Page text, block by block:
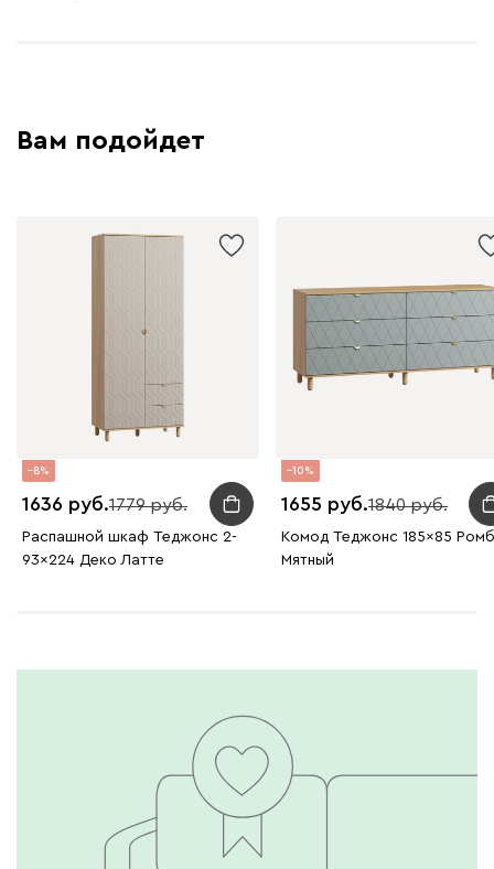
Вам подойдет
8
1636 1779
Распашной шкаф Теджонс 2-
93x224 Деко Латте
10
1655 1840
Комод Теджонс 185x85 Ромб
Мятный